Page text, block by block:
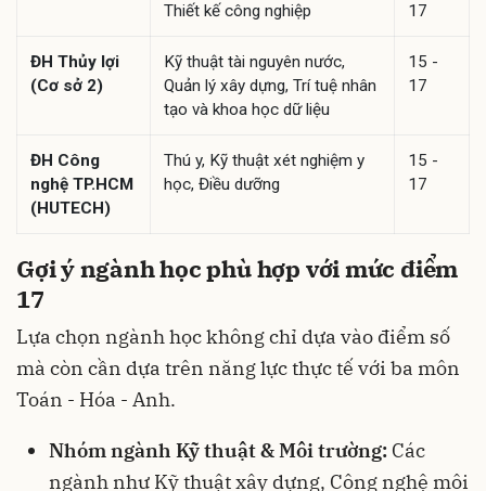
Thiết kế công nghiệp
17
ĐH Thủy lợi
(Cơ sở 2)
Kỹ thuật tài nguyên nước,
Quản lý xây dựng, Trí tuệ nhân
tạo và khoa học dữ liệu
15 -
17
ĐH Công
nghệ TP.HCM
(HUTECH)
Thú y, Kỹ thuật xét nghiệm y
học, Điều dưỡng
15 -
17
Gợi ý ngành học phù hợp với mức điểm
17
Lựa chọn ngành học không chỉ dựa vào điểm số
mà còn cần dựa trên năng lực thực tế với ba môn
Toán - Hóa - Anh.
Nhóm ngành Kỹ thuật & Môi trường: Các
ngành như Kỹ thuật xây dựng, Công nghệ môi